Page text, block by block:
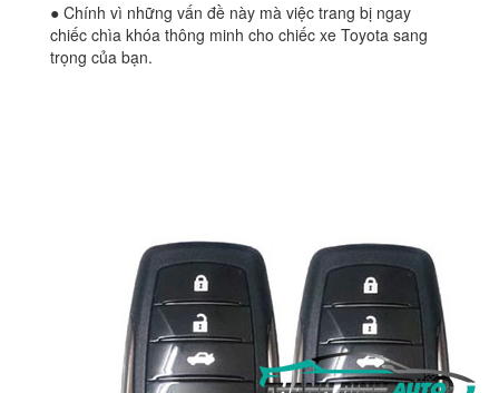
● Chính vì những vấn đề này mà việc trang bị ngay
chiếc chìa khóa thông minh cho chiếc xe Toyota sang
trọng của bạn.